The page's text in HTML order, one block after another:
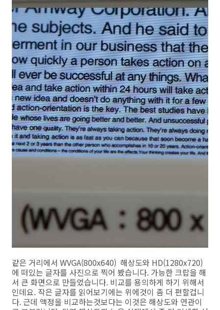
같은 거리에서 WVGA(800x640) 해상도와 HD(1280x720)
에 떠있는 글자를 사진으로 찍어 봤습니다. 가능한 크랍을 해
서 큰 화면으로 만들었습니다. 비교를 용의하게 하기 위해서
인데요. 작은 글자를 읽어보기에는 위에것이 좀 더 편할겁니
다. 근데 액정을 비교하는것보다는 이것은 해상도와 연관이